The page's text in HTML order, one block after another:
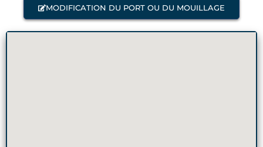
MODIFICATION DU PORT OU DU MOUILLAGE